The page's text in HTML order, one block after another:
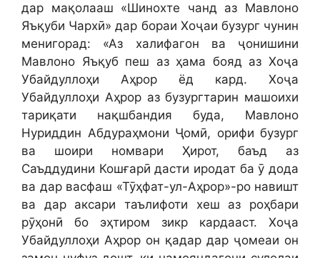
дар мақолааш «Шинохте чанд аз Мавлоно
Яъқуби Чархӣ» дар бораи Хоҷаи бузург чунин
менигорад: «Аз халифагон ва ҷонишини
Мавлоно Яъқуб пеш аз ҳама бояд аз Хоҷа
Убайдуллоҳи Аҳрор ёд кард. Хоҷа
Убайдуллоҳи Аҳрор аз бузургтарин машоихи
тариқати нақшбандия буда, Мавлоно
Нуриддин Абдураҳмони Ҷомӣ, орифи бузург
ва шоири номвари Ҳирот, баъд аз
Саъддудини Кошғарӣ дасти иродат ба ӯ дода
ва дар васфаш «Тӯҳфат-ул-Аҳрор»-ро навишт
ва дар аксари таълифоти хеш аз роҳбари
рӯҳонӣ бо эҳтиром зикр кардааст. Хоҷа
Убайдуллоҳи Аҳрор он қадар дар ҷомеаи он